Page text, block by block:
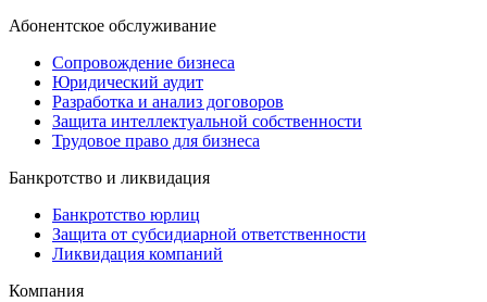
Абонентское обслуживание
Сопровождение бизнеса
Юридический аудит
Разработка и анализ договоров
Защита интеллектуальной собственности
Трудовое право для бизнеса
Банкротство и ликвидация
Банкротство юрлиц
Защита от субсидиарной ответственности
Ликвидация компаний
Компания